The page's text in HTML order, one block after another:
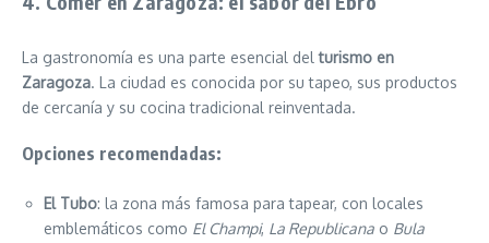
La gastronomía es una parte esencial delturismo en
Zaragoza. La ciudad es conocida por su tapeo, sus productos
de cercanía y su cocina tradicional reinventada.
Opciones recomendadas:
El Tubo: la zona más famosa para tapear, con locales
emblemáticos como El Champi, La Republicana o Bula